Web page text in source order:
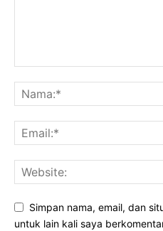
Simpan nama, email, dan
untuk lain kali saya